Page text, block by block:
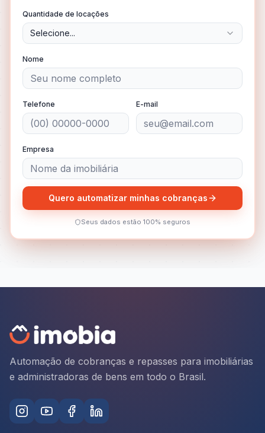
Quantidade de locações
Selecione...
Nome
Telefone E-mail
Empresa
Quero automatizar minhas cobranças
Seus dados estão 100% seguros
Automação de cobranças e repasses para imobiliárias
e administradoras de bens em todo o Brasil.